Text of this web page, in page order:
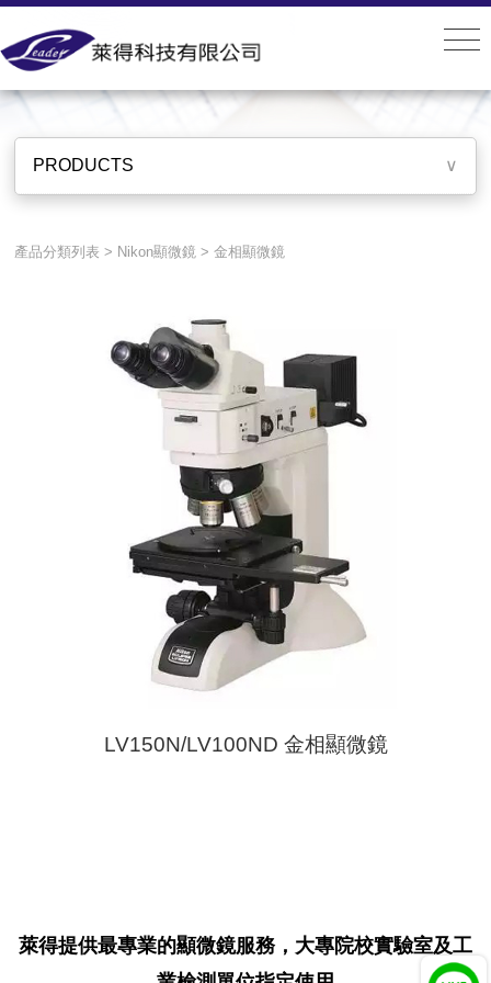
PRODUCTS
PRODUCTS ∨
產品分類列表 > Nikon顯微鏡 >金相顯微鏡
LV150N/LV100ND 金相顯微鏡
萊得提供最專業的顯微鏡服務，大專院校實驗室及工